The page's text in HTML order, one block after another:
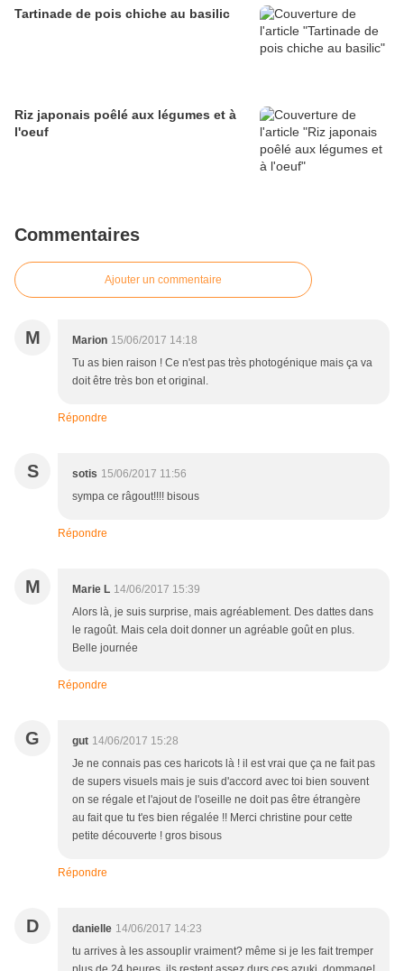
Tartinade de pois chiche au basilic
Riz japonais poêlé aux légumes et à
l'oeuf
Commentaires
Ajouter un commentaire
M Marion 15/06/2017 14:18
Tu as bien raison ! Ce n'est pas très photogénique mais ça va
doit être très bon et original.
Répondre
S sotis 15/06/2017 11:56
sympa ce râgout!!!! bisous
Répondre
M Marie L 14/06/2017 15:39
Alors là, je suis surprise, mais agréablement. Des dattes dans
le ragoût. Mais cela doit donner un agréable goût en plus.
Belle journée
Répondre
G gut 14/06/2017 15:28
Je ne connais pas ces haricots là ! il est vrai que ça ne fait pas
de supers visuels mais je suis d'accord avec toi bien souvent
on se régale et l'ajout de l'oseille ne doit pas être étrangère
au fait que tu t'es bien régalée !! Merci christine pour cette
petite découverte ! gros bisous
Répondre
D danielle 14/06/2017 14:23
tu arrives à les assouplir vraiment? même si je les fait tremper